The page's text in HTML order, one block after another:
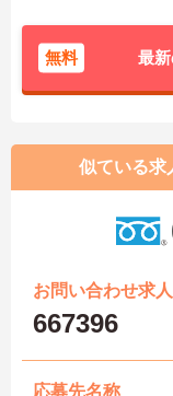
無料 最
似ている求
お問い合わせ求
667396
応募先名称